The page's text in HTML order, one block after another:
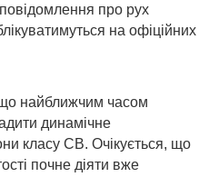
про рух
на офіційних
найближчим часом
динамічне
класу СВ. Очікується, що
почне діяти вже